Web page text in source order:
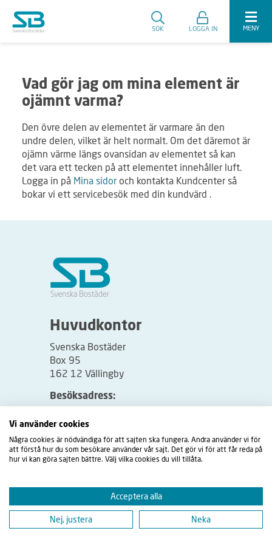
SÖK LOGGA IN MENY
Vad gör jag om mina element är
ojämnt varma?
Den övre delen av elementet är varmare än den
undre delen, vilket är helt normalt. Om det däremot är
ojämn värme längs ovansidan av elementet så kan
det vara ett tecken på att elementet innehåller luft.
Logga in på Mina sidor och kontakta Kundcenter så
bokar vi ett servicebesök med din kundvärd .
Huvudkontor
Svenska Bostäder
Box 95
162 12 Vällingby
Besöksadress:
Vi använder cookies
Några cookies är nödvändiga för att sajten ska fungera. Andra använder vi för
att förstå hur du som besökare använder vår sajt. Det gör vi för att får reda på
hur vi kan göra sajten bättre. Välj vilka cookies du vill tillåta.
Acceptera alla
Nej, justera Neka